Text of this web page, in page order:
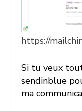
https://
Si tu veux
sendinblue
ma